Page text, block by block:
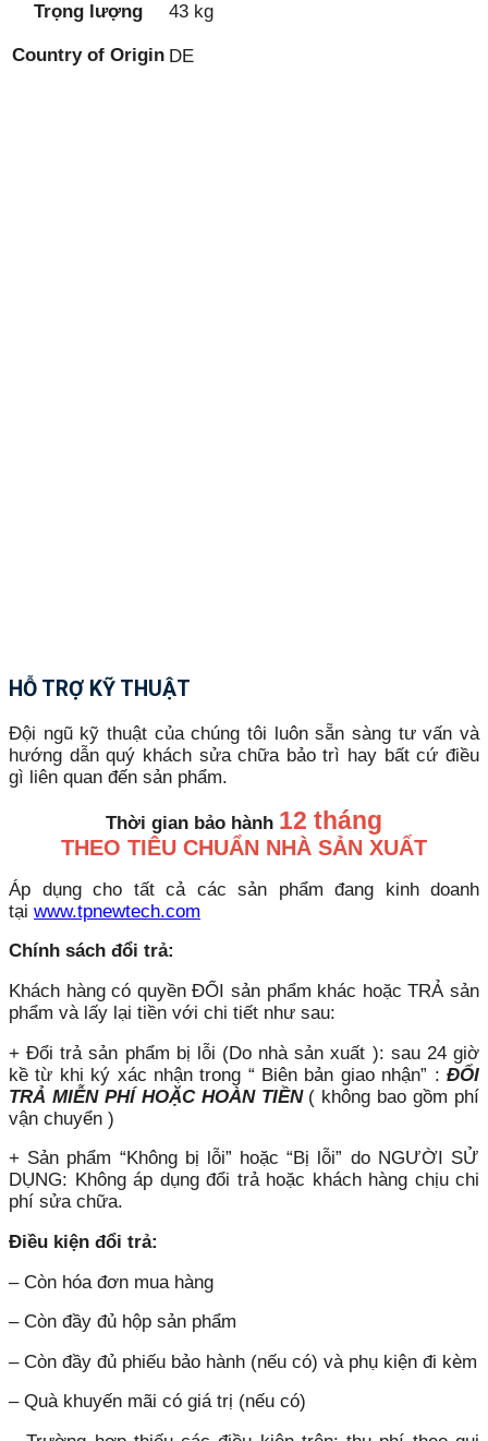
Trọng lượng 43 kg
Country of Origin DE
HỖ TRỢ KỸ THUẬT
Đội ngũ kỹ thuật của chúng tôi luôn sẵn sàng tư vấn và
hướng dẫn quý khách sửa chữa bảo trì hay bất cứ điều
gì liên quan đến sản phẩm.
Thời gian bảo hành 12 tháng
THEO TIÊU CHUẨN NHÀ SẢN XUẤT
Áp dụng cho tất cả các sản phẩm đang kinh doanh
tại www.tpnewtech.com
Chính sách đổi trả:
Khách hàng có quyền ĐỔI sản phẩm khác hoặc TRẢ sản
phẩm và lấy lại tiền với chi tiết như sau:
+ Đổi trả sản phẩm bị lỗi (Do nhà sản xuất ): sau 24 giờ
kề từ khi ký xác nhận trong “ Biên bản giao nhận” : ĐỔI
TRẢ MIỄN PHÍ HOẶC HOÀN TIỀN( không bao gồm phí
vận chuyển )
+ Sản phẩm “Không bị lỗi” hoặc “Bị lỗi” do NGƯỜI SỬ
DỤNG: Không áp dụng đổi trả hoặc khách hàng chịu chi
phí sửa chữa.
Điều kiện đổi trả:
– Còn hóa đơn mua hàng
– Còn đầy đủ hộp sản phẩm
– Còn đầy đủ phiếu bảo hành (nếu có) và phụ kiện đi kèm
– Quà khuyến mãi có giá trị (nếu có)